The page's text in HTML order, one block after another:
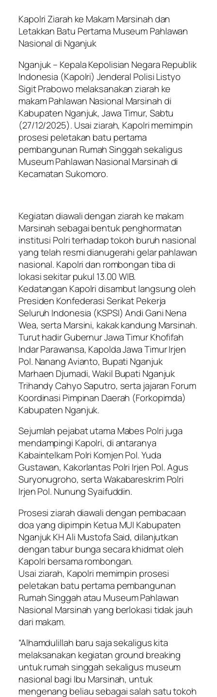
Kapolri Ziarah ke Makam Marsinah dan
Letakkan Batu Pertama Museum Pahlawan
Nasional di Nganjuk
Nganjuk – Kepala Kepolisian Negara Republik
Indonesia (Kapolri) Jenderal Polisi Listyo
Sigit Prabowo melaksanakan ziarah ke
makam Pahlawan Nasional Marsinah di
Kabupaten Nganjuk, Jawa Timur, Sabtu
(27/12/2025). Usai ziarah, Kapolri memimpin
prosesi peletakan batu pertama
pembangunan Rumah Singgah sekaligus
Museum Pahlawan Nasional Marsinah di
Kecamatan Sukomoro.
Kegiatan diawali dengan ziarah ke makam
Marsinah sebagai bentuk penghormatan
institusi Polri terhadap tokoh buruh nasional
yang telah resmi dianugerahi gelar pahlawan
nasional. Kapolri dan rombongan tiba di
lokasi sekitar pukul 13.00 WIB.
Kedatangan Kapolri disambut langsung oleh
Presiden Konfederasi Serikat Pekerja
Seluruh Indonesia (KSPSI) Andi Gani Nena
Wea, serta Marsini, kakak kandung Marsinah.
Turut hadir Gubernur Jawa Timur Khofifah
Indar Parawansa, Kapolda Jawa Timur Irjen
Pol. Nanang Avianto, Bupati Nganjuk
Marhaen Djumadi, Wakil Bupati Nganjuk
Trihandy Cahyo Saputro, serta jajaran Forum
Koordinasi Pimpinan Daerah (Forkopimda)
Kabupaten Nganjuk.
Sejumlah pejabat utama Mabes Polri juga
mendampingi Kapolri, di antaranya
Kabaintelkam Polri Komjen Pol. Yuda
Gustawan, Kakorlantas Polri Irjen Pol. Agus
Suryonugroho, serta Wakabareskrim Polri
Irjen Pol. Nunung Syaifuddin.
Prosesi ziarah diawali dengan pembacaan
doa yang dipimpin Ketua MUI Kabupaten
Nganjuk KH Ali Mustofa Said, dilanjutkan
dengan tabur bunga secara khidmat oleh
Kapolri bersama rombongan.
Usai ziarah, Kapolri memimpin prosesi
peletakan batu pertama pembangunan
Rumah Singgah atau Museum Pahlawan
Nasional Marsinah yang berlokasi tidak jauh
dari makam.
“Alhamdulillah baru saja sekaligus kita
melaksanakan kegiatan ground breaking
untuk rumah singgah sekaligus museum
nasional bagi Ibu Marsinah, untuk
mengenang beliau sebagai salah satu tokoh